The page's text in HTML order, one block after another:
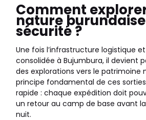
Comment
nature
sécurité ?
Une fois l’infrastructure logistique
consolidée à Bujumbura, il devient
des explorations vers le patrimoine
principe fondamental de ces
rapide : chaque expédition doit
un retour au camp de base avant
nuit.